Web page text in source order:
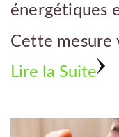
énergétiques
Cette mesure
Lire la Suite